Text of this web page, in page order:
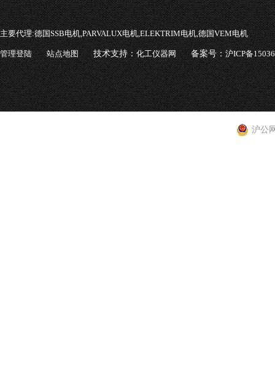
主要代理:德国SSB电机,PARVALUX电机,ELEKTRIM电机,德国VEM电机
管理登陆 站点地图 技术支持：化工仪器网 备案号：沪ICP备
沪公